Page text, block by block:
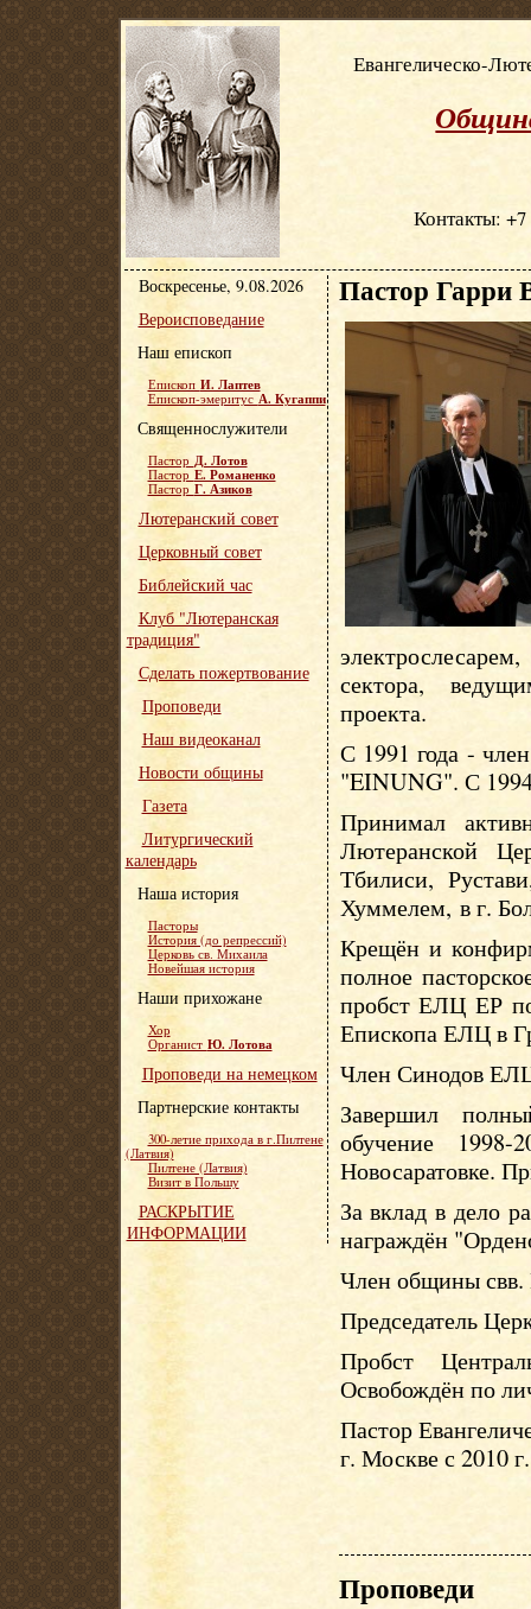
Евангелическо-
Контакты: +7
Пастор Гарри
сектора,
проекта.
С 1991 года -
"EINUNG". С
Принимал
Лютеранской
Тбилиси,
Хуммелем, в г.
Крещён и
полное
пробст ЕЛЦ ЕР
Епископа ЕЛЦ в
Член Синодов
Завершил
обучение
Новосаратовке.
За вклад в дело
награждён
Член общины свв.
Председатель
Пробст
Освобождён по
Пастор
г. Москве с 2010 г.
Проповеди
Воскресенье, 9.08.2026
Вероисповедание
Наш епископ
Епископ И. Лаптев
Епископ-эмеритус А. Кугаппи
Священнослужители
Пастор Д. Лотов
Пастор Е. Романенко
Пастор Г. Азиков
Лютеранский совет
Церковный совет
Библейский час
Клуб "Лютеранская
традиция"
Сделать пожертвование
Проповеди
Наш видеоканал
Новости общины
Газета
Литургический
календарь
Наша история
Пасторы
История (до репрессий)
Церковь св. Михаила
Новейшая история
Наши прихожане
Хор
Органист Ю. Лотова
Проповеди на немецком
Партнерские контакты
300-летие прихода в г.Пилтене
(Латвия)
Пилтене (Латвия)
Визит в Польшу
РАСКРЫТИЕ
ИНФОРМАЦИИ